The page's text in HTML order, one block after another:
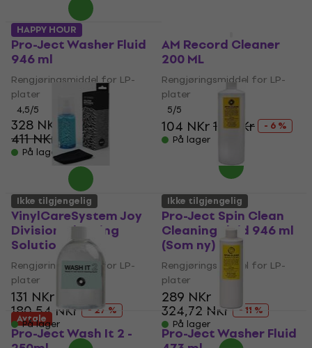
Pro-Ject Washer Fluid
946 ml
Rengjøringsmiddel for LP-
plater
4,5/5
328 NKr
411 NKr
- 20 %
På lager
AM Record Cleaner
200 ML
Rengjøringsmiddel for LP-
plater
5/5
104 NKr111 NKr
- 6 %
På lager
HAPPY HOUR
VinylCareSystem Joy
Division Cleaning
Solution 100 ml
Rengjøringsmiddel for LP-
plater
131 NKr
180,54 NKr
- 27 %
På lager
Pro-Ject Spin Clean
Cleaning Fluid 946 ml
(Som ny)
Rengjøringsmiddel for LP-
plater
289 NKr
324,72 NKr
- 11 %
På lager
Ikke tilgjengelig
Pro-Ject Wash It 2 -
Ikke tilgjengelig
Pro-Ject Washer Fluid
Avtale